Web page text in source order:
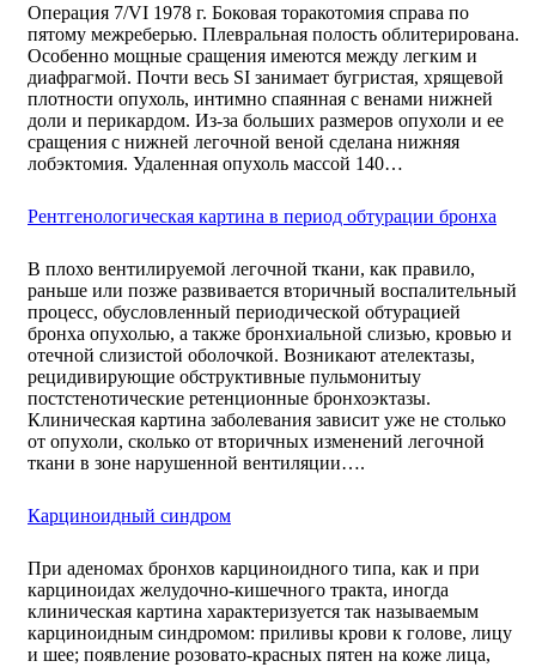
Операция 7/VI 1978 г. Боковая торакотомия справа по
пятому межреберью. Плевральная полость облитерирована.
Особенно мощные сращения имеются между легким и
диафрагмой. Почти весь SI занимает бугристая, хрящевой
плотности опухоль, интимно спаянная с венами нижней
доли и перикардом. Из-за больших размеров опухоли и ее
сращения с нижней легочной веной сделана нижняя
лобэктомия. Удаленная опухоль массой 140…
Рентгенологическая картина в период обтурации бронха
В плохо вентилируемой легочной ткани, как правило,
раньше или позже развивается вторичный воспалительный
процесс, обусловленный периодической обтурацией
бронха опухолью, а также бронхиальной слизью, кровью и
отечной слизистой оболочкой. Возникают ателектазы,
рецидивирующие обструктивные пульмонитыу
постстенотические ретенционные бронхоэктазы.
Клиническая картина заболевания зависит уже не столько
от опухоли, сколько от вторичных изменений легочной
ткани в зоне нарушенной вентиляции….
Карциноидный синдром
При аденомах бронхов карциноидного типа, как и при
карциноидах желудочно-кишечного тракта, иногда
клиническая картина характеризуется так называемым
карциноидным синдромом: приливы крови к голове, лицу
и шее; появление розовато-красных пятен на коже лица,